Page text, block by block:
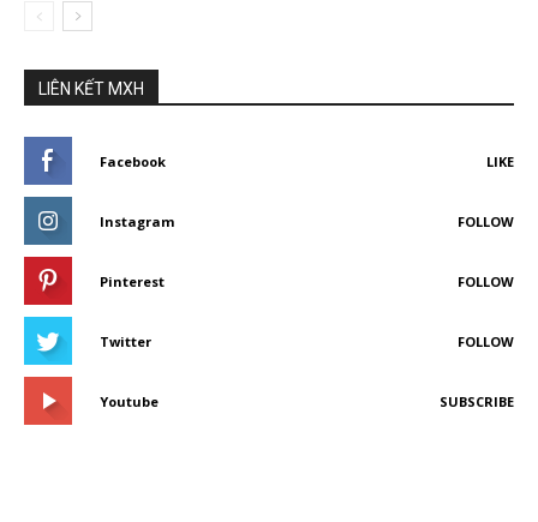
LIÊN KẾT MXH
Facebook LIKE
Instagram FOLLOW
Pinterest FOLLOW
Twitter FOLLOW
Youtube SUBSCRIBE